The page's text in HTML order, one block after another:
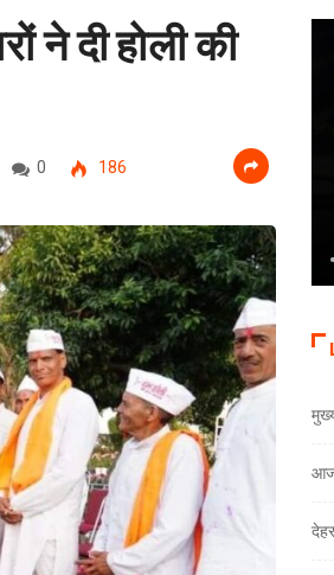
ने दी होली की
0 186
आज